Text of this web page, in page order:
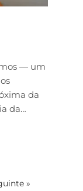
— um
da
da…
»